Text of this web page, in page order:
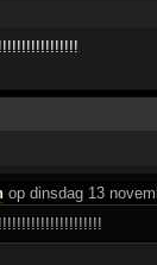
op dinsdag 13